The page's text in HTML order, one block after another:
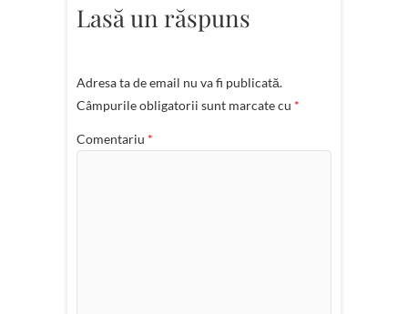
Lasă un răspuns
Adresa ta de email nu va fi publicată.
Câmpurile obligatorii sunt marcate cu *
Comentariu *